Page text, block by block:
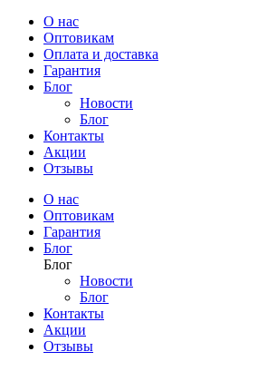
О нас
Оптовикам
Оплата и доставка
Гарантия
Блог
Новости
Блог
Контакты
Акции
Отзывы
О нас
Оптовикам
Гарантия
Блог
Блог
Новости
Блог
Контакты
Акции
Отзывы